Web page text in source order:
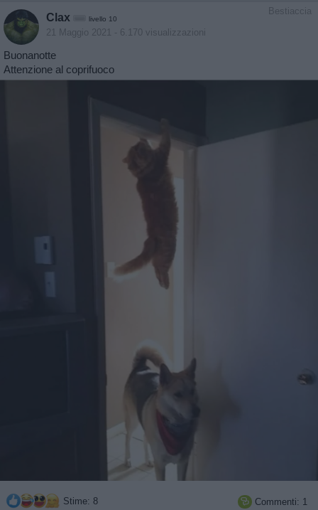
Bestiaccia
Clax livello 10
21 Maggio 2021 - 6.170 visualizzazioni
Buonanotte
Attenzione al coprifuoco
Stime: 8  Commenti: 1